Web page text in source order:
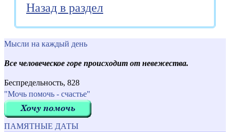
Назад в раздел
Мысли на каждый день
Все человеческое горе происходит от невежества.
Беспредельность, 828
"Мочь помочь - счастье"
ПАМЯТНЫЕ ДАТЫ